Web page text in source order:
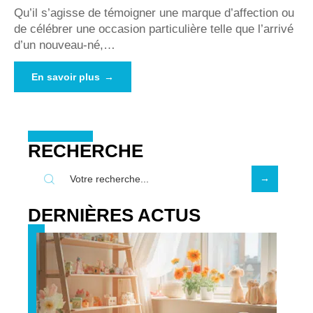
Qu’il s’agisse de témoigner une marque d’affection ou
de célébrer une occasion particulière telle que l’arrivé
d’un nouveau-né,…
En savoir plus
RECHERCHE
DERNIÈRES ACTUS